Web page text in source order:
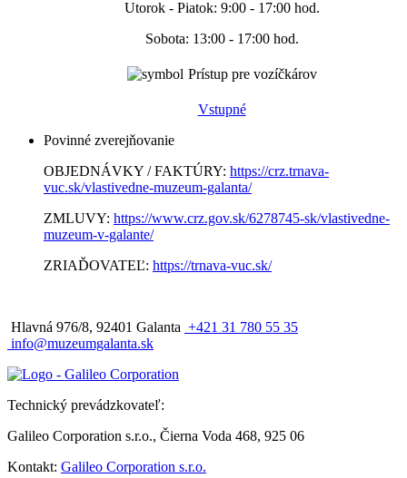
Utorok - Piatok: 9:00 - 17:00 hod.
Sobota: 13:00 - 17:00 hod.
Prístup pre vozíčkárov
Vstupné
Povinné zverejňovanie
OBJEDNÁVKY / FAKTÚRY: https://crz.trnava-
vuc.sk/vlastivedne-muzeum-galanta/
ZMLUVY: https://www.crz.gov.sk/6278745-sk/vlastivedne-
muzeum-v-galante/
ZRIAĎOVATEĽ: https://trnava-vuc.sk/
Hlavná 976/8, 92401 Galanta +421 31 780 55 35
info@muzeumgalanta.sk
Technický prevádzkovateľ:
Galileo Corporation s.r.o., Čierna Voda 468, 925 06
Kontakt: Galileo Corporation s.r.o.